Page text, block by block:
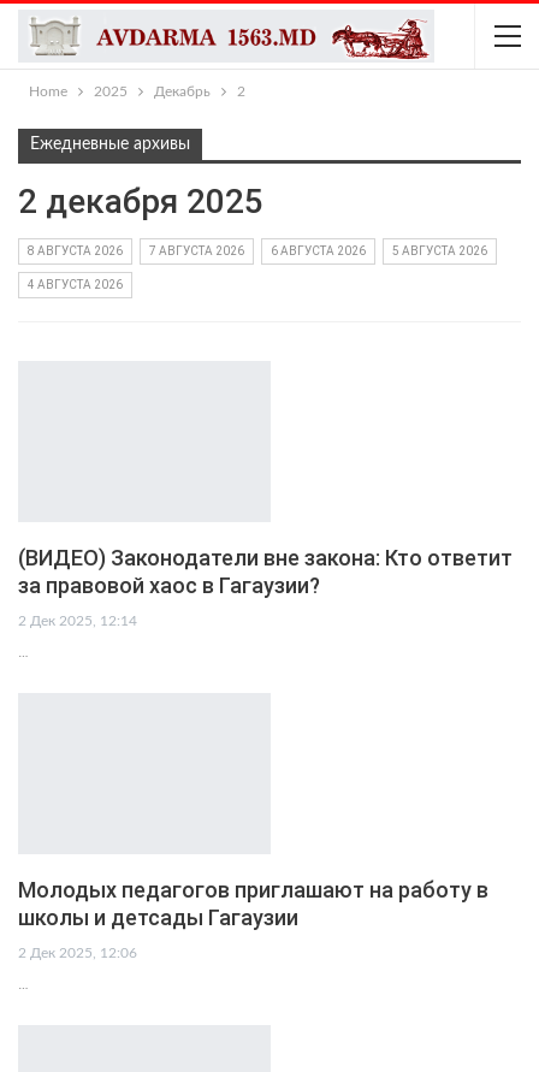
Home 2025 Декабрь 2
Ежедневные архивы
2 декабря 2025
8 АВГУСТА 2026 7 АВГУСТА 2026 6 АВГУСТА 2026 5 АВГУСТА 2026
4 АВГУСТА 2026
(ВИДЕО) Законодатели вне закона: Кто ответит
за правовой хаос в Гагаузии?
2 Дек 2025, 12:14
…
Молодых педагогов приглашают на работу в
школы и детсады Гагаузии
2 Дек 2025, 12:06
…